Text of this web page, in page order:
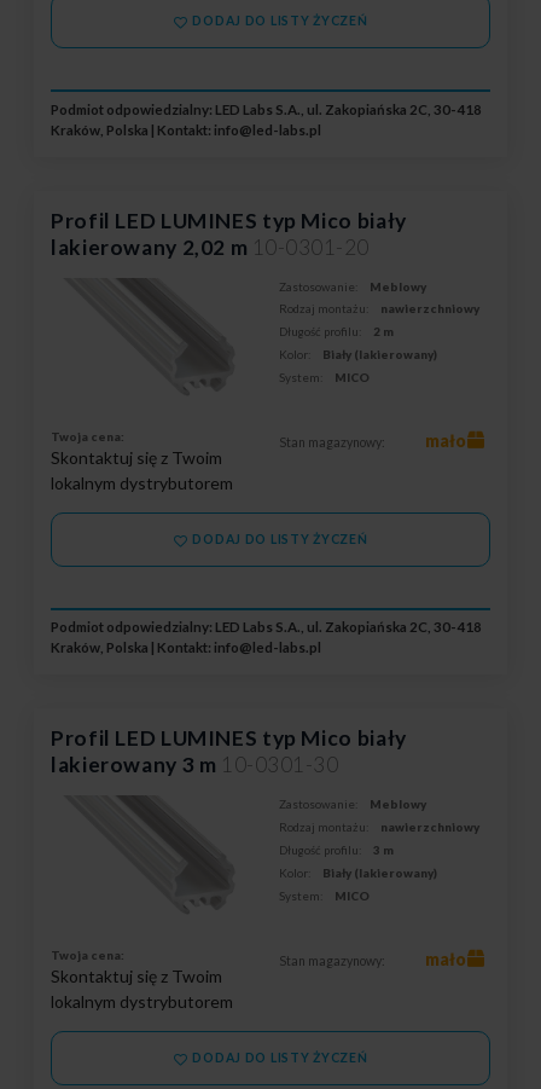
DODAJ DO LISTY ŻYCZEŃ
Podmiot odpowiedzialny: LED Labs S.A., ul. Zakopiańska 2C, 30-418
Kraków, Polska | Kontakt: info@led-labs.pl
Profil LED LUMINES typ Mico biały
lakierowany 2,02 m 10-0301-20
Zastosowanie:
Meblowy
Rodzaj montażu:
nawierzchniowy
Długość profilu:
2 m
Kolor:
Biały (lakierowany)
System:
MICO
Twoja cena:
Skontaktuj się z Twoim
lokalnym dystrybutorem
Stan magazynowy: mało
DODAJ DO LISTY ŻYCZEŃ
Podmiot odpowiedzialny: LED Labs S.A., ul. Zakopiańska 2C, 30-418
Kraków, Polska | Kontakt: info@led-labs.pl
Profil LED LUMINES typ Mico biały
lakierowany 3 m 10-0301-30
Zastosowanie:
Meblowy
Rodzaj montażu:
nawierzchniowy
Długość profilu:
3 m
Kolor:
Biały (lakierowany)
System:
MICO
Twoja cena:
Skontaktuj się z Twoim
lokalnym dystrybutorem
Stan magazynowy: mało
DODAJ DO LISTY ŻYCZEŃ